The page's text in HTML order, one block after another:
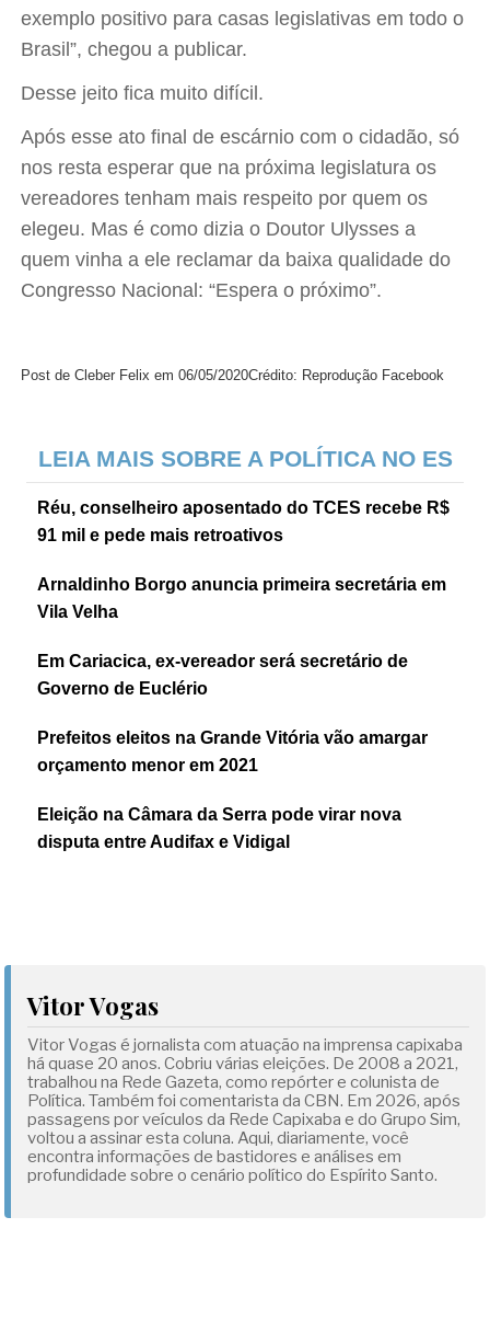
exemplo positivo para casas legislativas em todo o
Brasil”, chegou a publicar.
Desse jeito fica muito difícil.
Após esse ato final de escárnio com o cidadão, só
nos resta esperar que na próxima legislatura os
vereadores tenham mais respeito por quem os
elegeu. Mas é como dizia o Doutor Ulysses a
quem vinha a ele reclamar da baixa qualidade do
Congresso Nacional: “Espera o próximo”.
Post de Cleber Felix em 06/05/2020Crédito: Reprodução Facebook
LEIA MAIS SOBRE A POLÍTICA NO ES
Réu, conselheiro aposentado do TCES recebe R$
91 mil e pede mais retroativos
Arnaldinho Borgo anuncia primeira secretária em
Vila Velha
Em Cariacica, ex-vereador será secretário de
Governo de Euclério
Prefeitos eleitos na Grande Vitória vão amargar
orçamento menor em 2021
Eleição na Câmara da Serra pode virar nova
disputa entre Audifax e Vidigal
Vitor Vogas
Vitor Vogas é jornalista com atuação na imprensa capixaba
há quase 20 anos. Cobriu várias eleições. De 2008 a 2021,
trabalhou na Rede Gazeta, como repórter e colunista de
Política. Também foi comentarista da CBN. Em 2026, após
passagens por veículos da Rede Capixaba e do Grupo Sim,
voltou a assinar esta coluna. Aqui, diariamente, você
encontra informações de bastidores e análises em
profundidade sobre o cenário político do Espírito Santo.